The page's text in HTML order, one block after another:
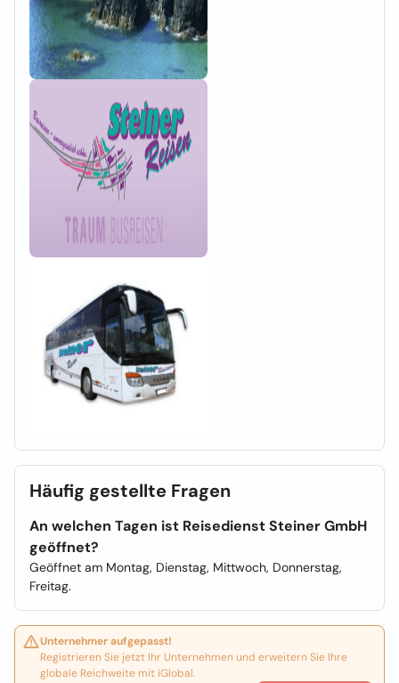
Häufig gestellte Fragen
An welchen Tagen ist Reisedienst Steiner GmbH
geöffnet?
Geöffnet am Montag, Dienstag, Mittwoch, Donnerstag,
Freitag.
Unternehmer aufgepasst!
Registrieren Sie jetzt Ihr Unternehmen und erweitern Sie Ihre
globale Reichweite mit iGlobal.